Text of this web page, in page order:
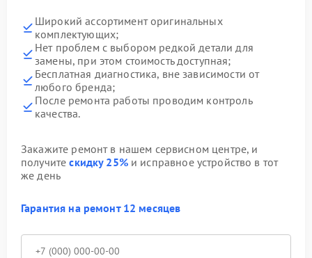
Широкий ассортимент оригинальных
комплектующих;
Нет проблем с выбором редкой детали для
замены, при этом стоимость доступная;
Бесплатная диагностика, вне зависимости от
любого бренда;
После ремонта работы проводим контроль
качества.
Закажите ремонт в нашем сервисном центре, и
получитескидку 25%и исправное устройство в тот
же день
Гарантия на ремонт 12 месяцев